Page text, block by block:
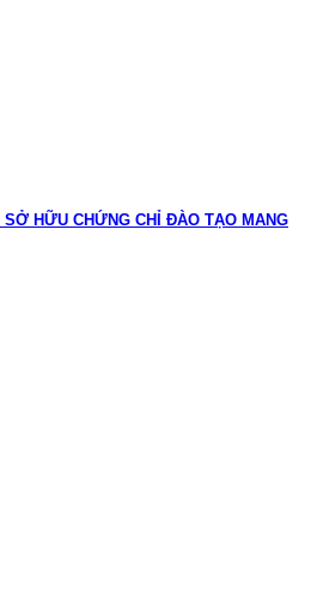
HỮU CHỨNG CHỈ ĐÀO TẠO MANG